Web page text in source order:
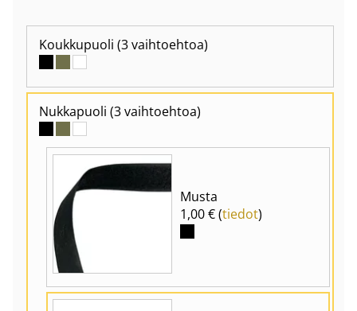
Koukkupuoli (3 vaihtoehtoa)
Nukkapuoli (3 vaihtoehtoa)
Musta
1,00 € (tiedot)